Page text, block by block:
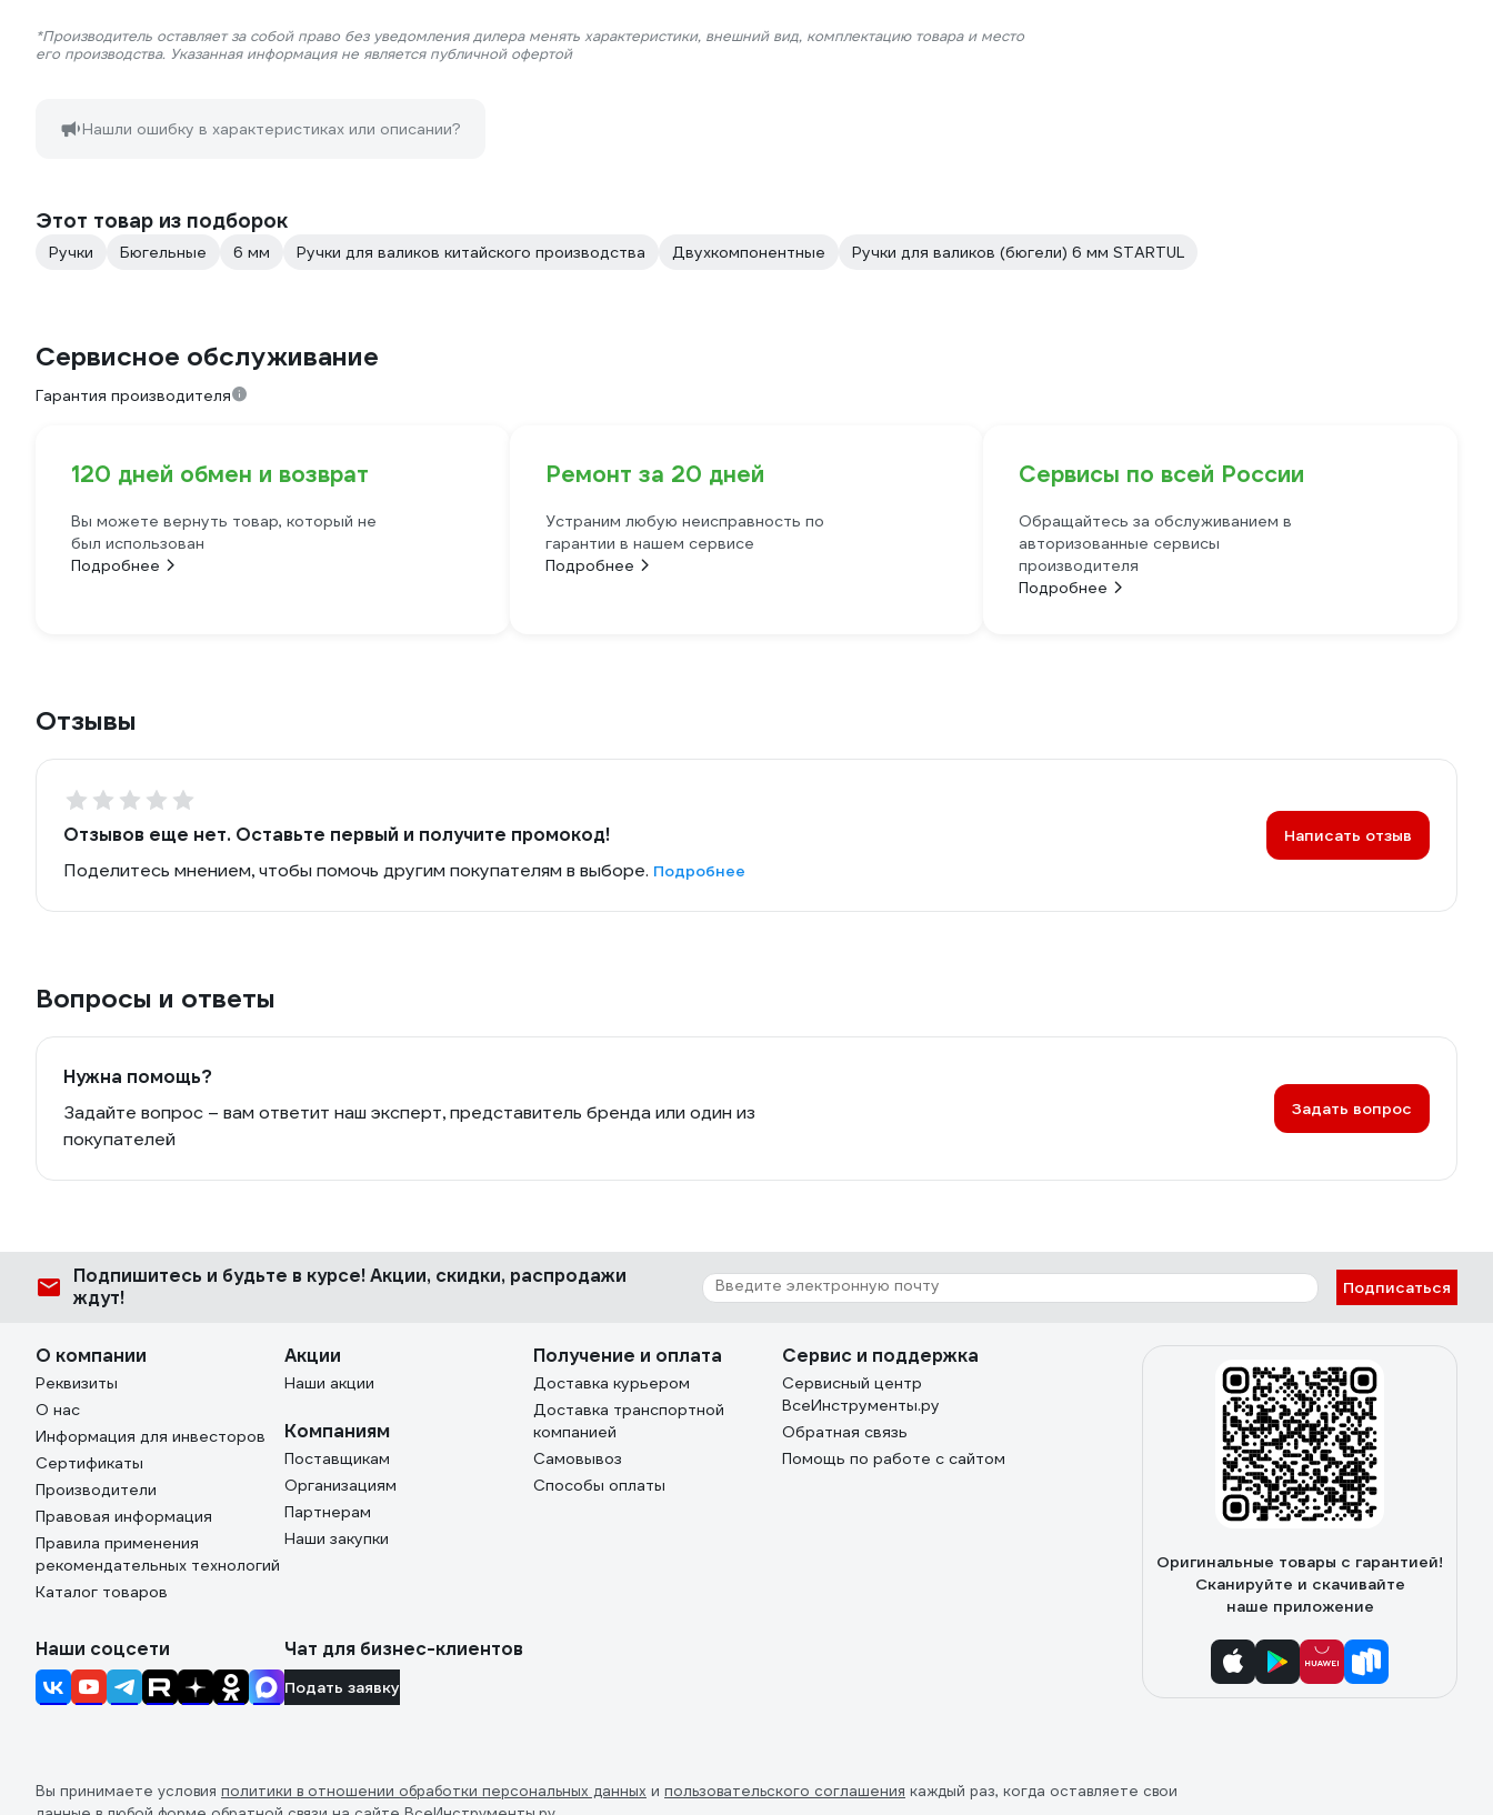
*Производитель оставляет за собой право без уведомления дилера менять характеристики, внешний вид, комплектацию товара и место
его производства. Указанная информация не является публичной офертой
Нашли ошибку в характеристиках или описании?
Этот товар из подборок
Ручки Бюгельные 6 мм Ручки для валиков китайского производства Двухкомпонентные Ручки для валиков (бюгели) 6 мм STARTUL
Сервисное обслуживание
Гарантия производителя
120 дней обмен и возврат
Вы можете вернуть товар, который не
был использован
Подробнее
Ремонт за 20 дней
Устраним любую неисправность по
гарантии в нашем сервисе
Подробнее
Сервисы по всей России
Обращайтесь за обслуживанием в
авторизованные сервисы
производителя
Подробнее
Отзывы
Отзывов еще нет. Оставьте первый и получите промокод!
Поделитесь мнением, чтобы помочь другим покупателям в выборе. Подробнее
Написать отзыв
Вопросы и ответы
Нужна помощь?
Задайте вопрос – вам ответит наш эксперт, представитель бренда или один из
покупателей
Задать вопрос
Подпишитесь и будьте в курсе! Акции, скидки, распродажи
ждут!
Подписаться
О компании
Реквизиты
О нас
Информация для инвесторов
Сертификаты
Производители
Правовая информация
Правила применения
рекомендательных технологий
Каталог товаров
Акции
Наши акции
Компаниям
Поставщикам
Организациям
Партнерам
Наши закупки
Получение и оплата
Доставка курьером
Доставка транспортной
компанией
Самовывоз
Способы оплаты
Сервис и поддержка
Сервисный центр
ВсеИнструменты.ру
Обратная связь
Помощь по работе с сайтом
Оригинальные товары с гарантией!
Сканируйте и скачивайте
наше приложение
Наши соцсети Чат для бизнес-клиентов
Подать заявку
Вы принимаете условия политики в отношении обработки персональных данных и пользовательского соглашения каждый раз, когда оставляете свои